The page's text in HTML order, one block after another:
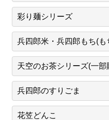
彩り麺シリーズ
兵四郎米・兵四郎もち(
天空のお茶シリーズ(一
兵四郎のすりごま
花笠どんこ